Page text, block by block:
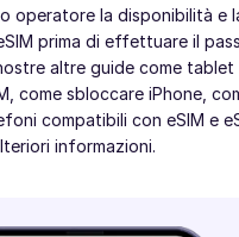
operatore la disponibilità e
prima di effettuare il
altre guide come tablet
come sbloccare iPhone,
compatibili con eSIM e
informazioni.